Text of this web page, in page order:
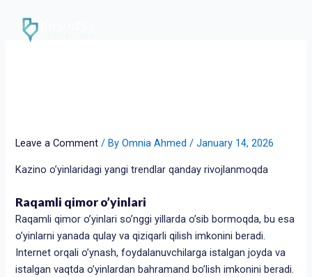
content
Leave a Comment / ByOmnia Ahmed/January 14, 2026
Kazino o’yinlaridagi yangi trendlar qanday rivojlanmoqda
Raqamli qimor o’yinlari
Raqamli qimor o’yinlari so’nggi yillarda o’sib bormoqda, bu esa
o’yinlarni yanada qulay va qiziqarli qilish imkonini beradi.
Internet orqali o’ynash, foydalanuvchilarga istalgan joyda va
istalgan vaqtda o’yinlardan bahramand bo’lish imkonini beradi.